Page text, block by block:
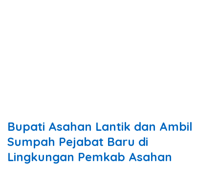
Bupati Asahan Lantik dan Ambil
Sumpah Pejabat Baru di
Lingkungan Pemkab Asahan